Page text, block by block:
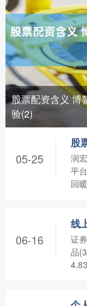
股票配资含义 博
验(2)
润
平
回
05-25
证
品
06-16